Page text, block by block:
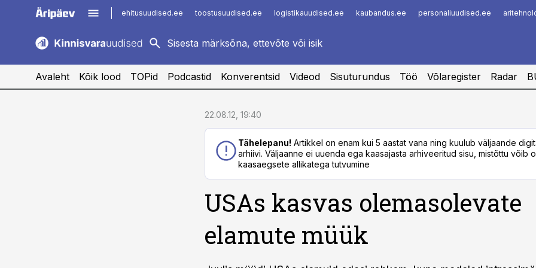
ehitusuudised.ee toostusuudised.ee logistikauudised.ee kaubandus.ee personaliuudised.ee
kaubandus.ee
logistikauudised.ee
imelineajalugu.ee
Infopank
Avaleht Kõik lood TOPid Podcastid Konverentsid Videod Sisuturundus Töö Võlaregister Radar
22.08.12, 19:40
Tähelepanu! Artikkel on enam kui 5 aastat vana ning kuulub väljaande
arhiivi. Väljaanne ei uuenda ega kaasajasta arhiveeritud sisu, mistõttu võib
kaasaegsete allikatega tutvumine
USAs kasvas olemasolevate
elamute müük